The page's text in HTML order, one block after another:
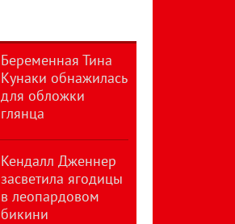
Беременная Тина
Кунаки обнажилась
для обложки
глянца
Кендалл Дженнер
засветила ягодицы
в леопардовом
бикини